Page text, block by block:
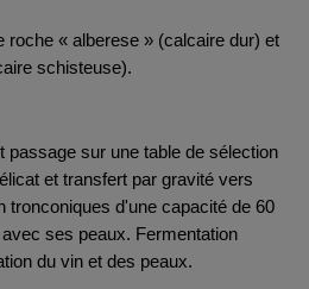
roche « alberese » (calcaire dur) et
schisteuse).
passage sur une table de sélection
et transfert par gravité vers
tronconiques d'une capacité de 60
ses peaux. Fermentation
du vin et des peaux.